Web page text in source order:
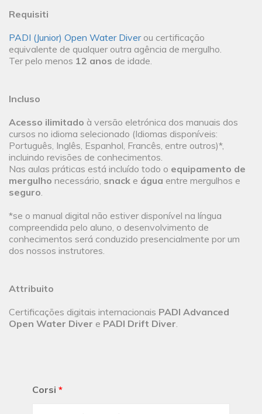
Requisiti
PADI (Junior) Open Water Diverou certificação
equivalente de qualquer outra agência de mergulho.
Ter pelo menos 12 anos de idade.
Incluso
Acesso ilimitado à versão eletrónica dos manuais dos
cursos no idioma selecionado (Idiomas disponíveis:
Português, Inglês, Espanhol, Francês, entre outros)*,
incluindo revisões de conhecimentos.
Nas aulas práticas está incluído todo o equipamento de
mergulho necessário, snack e água entre mergulhos e
seguro.
*se o manual digital não estiver disponível na língua
compreendida pelo aluno, o desenvolvimento de
conhecimentos será conduzido presencialmente por um
dos nossos instrutores.
Attribuito
Certificações digitais internacionais PADI Advanced
Open Water Diver e PADI Drift Diver.
Corsi *